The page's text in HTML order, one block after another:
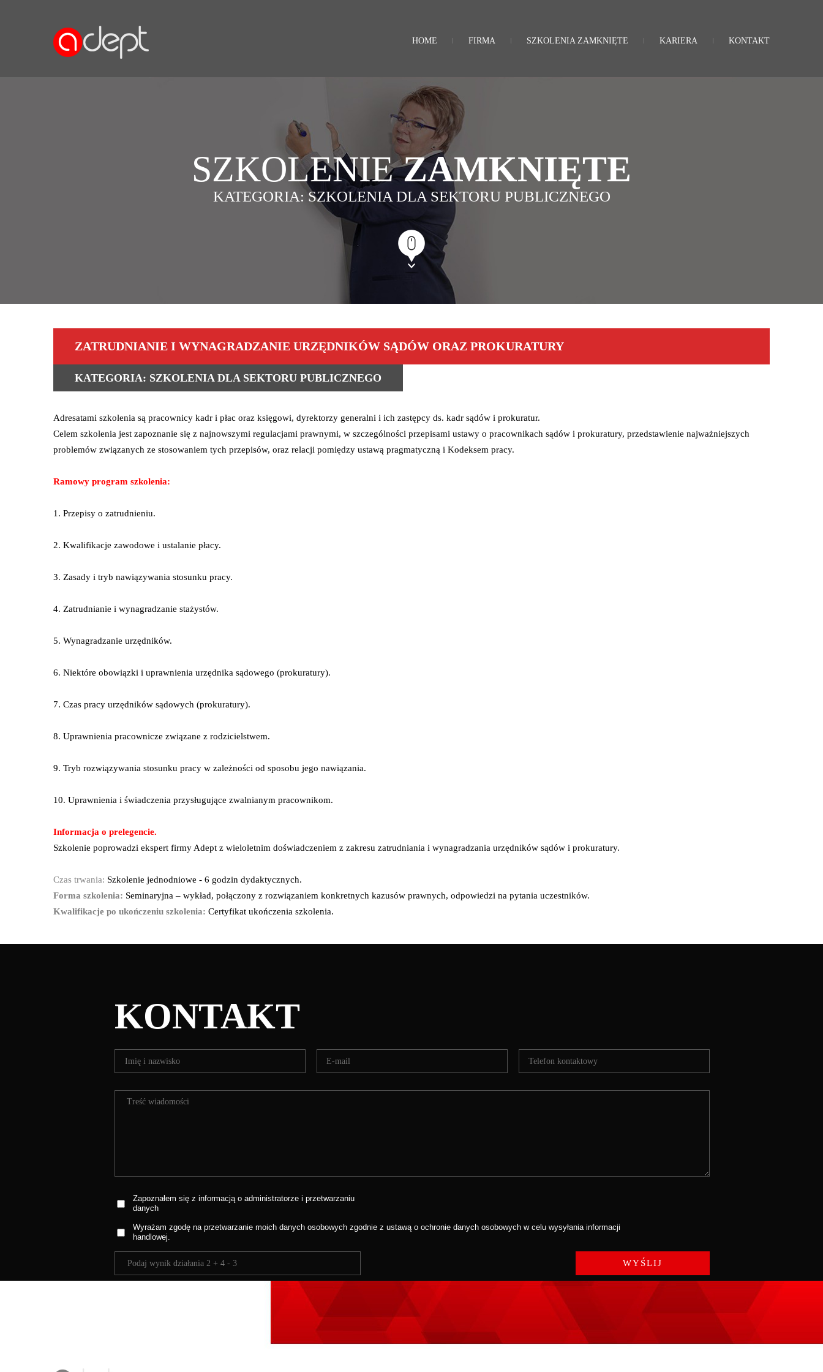
HOME FIRMA SZKOLENIA ZAMKNIĘTE KARIERA KONTAKT
SZKOLENIEZAMKNIĘTE
KATEGORIA: SZKOLENIA DLA SEKTORU PUBLICZNEGO
ZATRUDNIANIE I WYNAGRADZANIE URZĘDNIKÓW SĄDÓW ORAZ PROKURATURY
KATEGORIA: SZKOLENIA DLA SEKTORU PUBLICZNEGO
Adresatami szkolenia są pracownicy kadr i płac oraz księgowi, dyrektorzy generalni i ich zastępcy ds. kadr sądów i prokuratur.
Celem szkolenia jest zapoznanie się z najnowszymi regulacjami prawnymi, w szczególności przepisami ustawy o pracownikach sądów i prokuratury, przedstawienie najważniejszych
problemów związanych ze stosowaniem tych przepisów, oraz relacji pomiędzy ustawą pragmatyczną i Kodeksem pracy.
Ramowy program szkolenia:
1. Przepisy o zatrudnieniu.
2. Kwalifikacje zawodowe i ustalanie płacy.
3. Zasady i tryb nawiązywania stosunku pracy.
4. Zatrudnianie i wynagradzanie stażystów.
5. Wynagradzanie urzędników.
6. Niektóre obowiązki i uprawnienia urzędnika sądowego (prokuratury).
7. Czas pracy urzędników sądowych (prokuratury).
8. Uprawnienia pracownicze związane z rodzicielstwem.
9. Tryb rozwiązywania stosunku pracy w zależności od sposobu jego nawiązania.
10. Uprawnienia i świadczenia przysługujące zwalnianym pracownikom.
Informacja o prelegencie.
Szkolenie poprowadzi ekspert firmy Adept z wieloletnim doświadczeniem z zakresu zatrudniania i wynagradzania urzędników sądów i prokuratury.
Czas trwania: Szkolenie jednodniowe - 6 godzin dydaktycznych.
Forma szkolenia: Seminaryjna – wykład, połączony z rozwiązaniem konkretnych kazusów prawnych, odpowiedzi na pytania uczestników.
Kwalifikacje po ukończeniu szkolenia: Certyfikat ukończenia szkolenia.
KONTAKT
Zapoznałem się z informacją o administratorze i przetwarzaniu
danych
Wyrażam zgodę na przetwarzanie moich danych osobowych zgodnie z ustawą o ochronie danych osobowych w celu wysyłania informacji
handlowej.